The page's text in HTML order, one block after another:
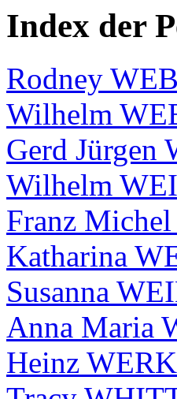
Index der
Rodney
Wilhelm
Gerd
Wilhelm
Franz
Katharina
Susanna
Anna Maria
Heinz